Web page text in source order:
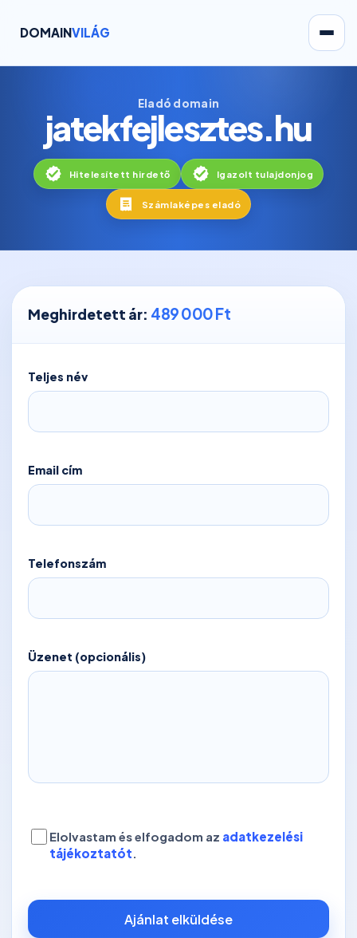
DOMAINVILÁG
Eladó domain
jatekfejlesztes.hu
Hitelesített hirdető Igazolt tulajdonjog
Számlaképes eladó
Meghirdetett ár: 489 000 Ft
Teljes név
Email cím
Telefonszám
Üzenet (opcionális)
Elolvastam és elfogadom az adatkezelési
tájékoztatót.
Ajánlat elküldése